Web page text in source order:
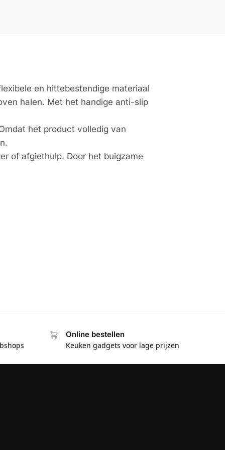
en hittebestendige materiaal
halen. Met het handige anti-slip
het product volledig van
of afgiethulp. Door het buigzame
Online bestellen
Keuken gadgets voor lage prijzen